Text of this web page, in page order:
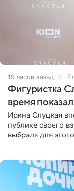
19 часов назад
Фигуристка
время
Ирина Слуцкая
публике своего
выбрала для